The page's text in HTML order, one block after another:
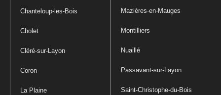
Chanteloup-les-Bois
Cholet
Cléré-sur-Layon
Coron
La Plaine
Mazières-en-Mauges
Montilliers
Nuaillé
Passavant-sur-Layon
Saint-Christophe-du-Bois